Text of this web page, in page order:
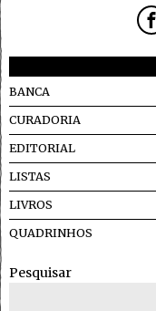
BANCA
CURADORIA
EDITORIAL
LISTAS
LIVROS
QUADRINHOS
Pesquisar